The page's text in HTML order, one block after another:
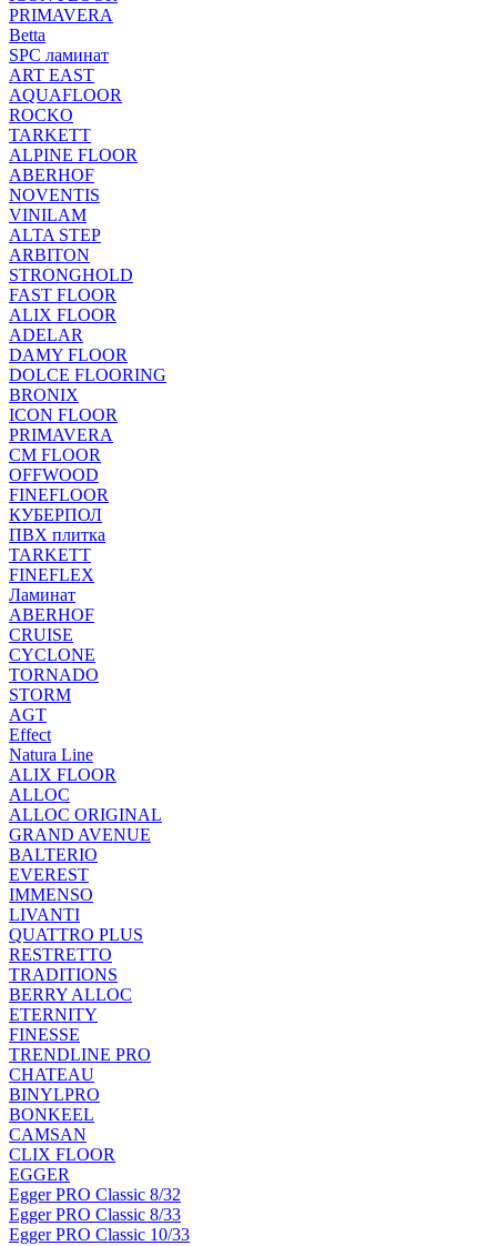
PRIMAVERA
Betta
SPC ламинат
ART EAST
AQUAFLOOR
ROCKO
TARKETT
ALPINE FLOOR
ABERHOF
NOVENTIS
VINILAM
ALTA STEP
ARBITON
STRONGHOLD
FAST FLOOR
ALIX FLOOR
ADELAR
DAMY FLOOR
DOLCE FLOORING
BRONIX
ICON FLOOR
PRIMAVERA
CM FLOOR
OFFWOOD
FINEFLOOR
КУБЕРПОЛ
ПВХ плитка
TARKETT
FINEFLEX
Ламинат
ABERHOF
CRUISE
CYCLONE
TORNADO
STORM
AGT
Effect
Natura Line
ALIX FLOOR
ALLOC
ALLOC ORIGINAL
GRAND AVENUE
BALTERIO
EVEREST
IMMENSO
LIVANTI
QUATTRO PLUS
RESTRETTO
TRADITIONS
BERRY ALLOC
ETERNITY
FINESSE
TRENDLINE PRO
CHATEAU
BINYLPRO
BONKEEL
CAMSAN
CLIX FLOOR
EGGER
Egger PRO Classic 8/32
Egger PRO Classic 8/33
Egger PRO Classic 10/33